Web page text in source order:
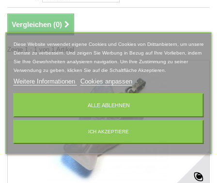
Vergleichen (0)
Zeige 1 - 1 von 1 Artikel
Diese Website verwendet eigene Cookies und Cookies von Drittanbietern, um unsere
Dienste zu verbessern. Und zeigen Sie Werbung in Bezug auf Ihre Vorlieben, indem
Sie Ihre Gewohnheiten analysieren navigation. Um Ihre Zustimmung zu seiner
Verwendung zu geben, klicken Sie auf die Schaltfläche Akzeptieren.
Weitere Informationen Cookies anpassen
ALLE ABLEHNEN
ICH AKZEPTIERE